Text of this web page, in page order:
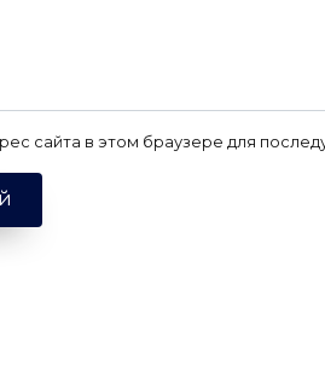
сайта в этом браузере для